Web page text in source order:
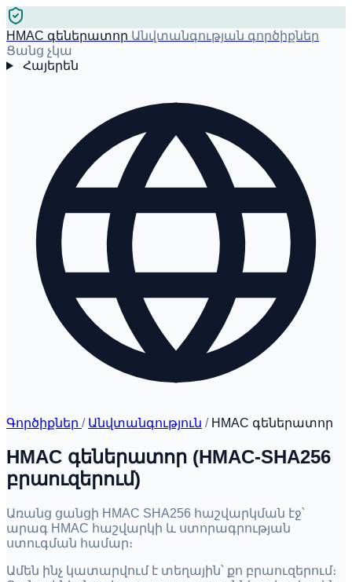
HMAC գեներատոր Անվտանգության գործիքներ
Ցանց չկա
Հայերեն
Գործիքներ / Անվտանգություն / HMAC գեներատոր
HMAC գեներատոր (HMAC-SHA256
բրաուզերում)
Առանց ցանցի HMAC SHA256 հաշվարկման էջ՝
արագ HMAC հաշվարկի և ստորագրության
ստուգման համար։
Ամեն ինչ կատարվում է տեղային՝ քո բրաուզերում։